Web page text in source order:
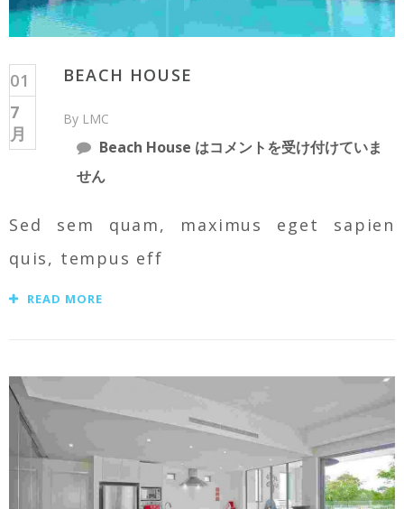
01
7
月
BEACH HOUSE
By LMC
Beach House はコメントを受け付けていま
せん
Sed sem quam, maximus eget sapien
quis, tempus eff
READ MORE